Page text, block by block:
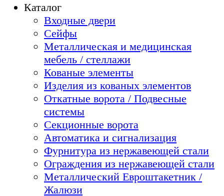
Каталог
Входные двери
Сейфы
Металлическая и медицинская
мебель / стеллажи
Кованые элементы
Изделия из кованых элементов
Откатные ворота / Подвесные
системы
Секционные ворота
Автоматика и сигнализация
Фурнитура из нержавеющей стали
Ограждения из нержавеющей стали
Металлический Евроштакетник /
Жалюзи